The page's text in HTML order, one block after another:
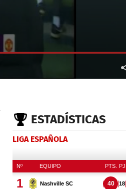
ESTADÍSTICAS
LIGA ESPAÑOLA